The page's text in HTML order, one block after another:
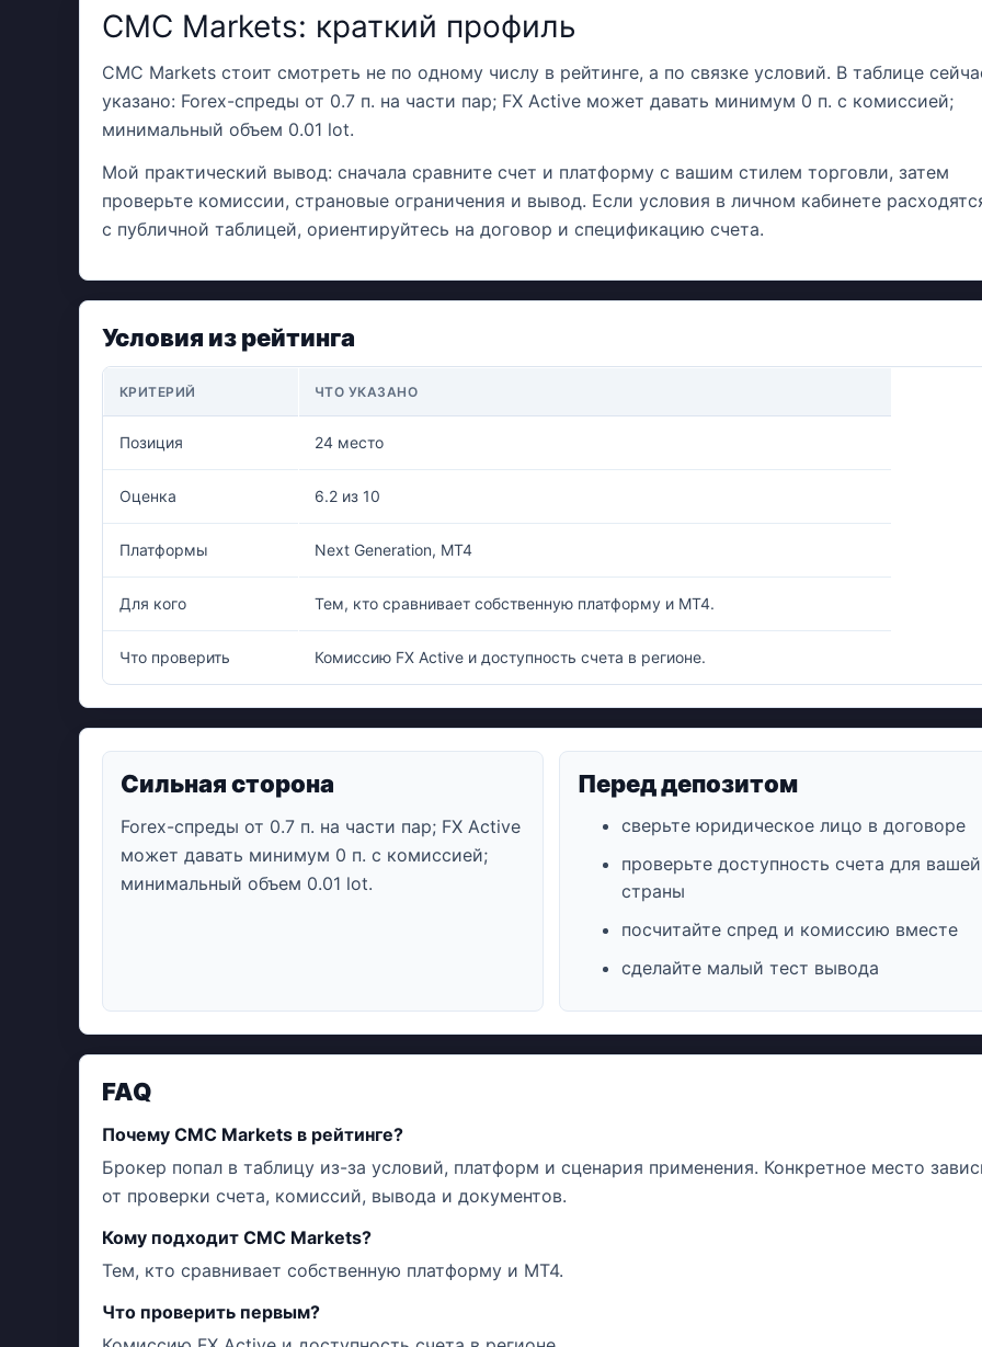
CMC Markets: краткий профиль
CMC Markets стоит смотреть не по одному числу в рейтинге, а по связке условий. В таблице
указано: Forex-спреды от 0.7 п. на части пар; FX Active может давать минимум 0 п. с комиссией;
минимальный объем 0.01 lot.
Мой практический вывод: сначала сравните счет и платформу с вашим стилем торговли, затем
проверьте комиссии, страновые ограничения и вывод. Если условия в личном кабинете
с публичной таблицей, ориентируйтесь на договор и спецификацию счета.
Условия из рейтинга
КРИТЕРИЙ ЧТО УКАЗАНО
Позиция 24 место
Оценка 6.2 из 10
Платформы Next Generation, MT4
Для кого Тем, кто сравнивает собственную платформу и MT4.
Что проверить Комиссию FX Active и доступность счета в регионе.
Сильная сторона
Forex-спреды от 0.7 п. на части пар; FX Active
может давать минимум 0 п. с комиссией;
минимальный объем 0.01 lot.
Перед депозитом
сверьте юридическое лицо в договоре
проверьте доступность счета для вашей
страны
посчитайте спред и комиссию вместе
сделайте малый тест вывода
FAQ
Почему CMC Markets в рейтинге?
Брокер попал в таблицу из-за условий, платформ и сценария применения. Конкретное место
от проверки счета, комиссий, вывода и документов.
Кому подходит CMC Markets?
Тем, кто сравнивает собственную платформу и MT4.
Что проверить первым?